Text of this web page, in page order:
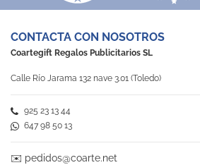
CONTACTA CON NOSOTROS
Coartegift Regalos Publicitarios SL
Calle Río Jarama 132 nave 3.01 (Toledo)
925 23 13 44
647 98 50 13
✉️ pedidos@coarte.net